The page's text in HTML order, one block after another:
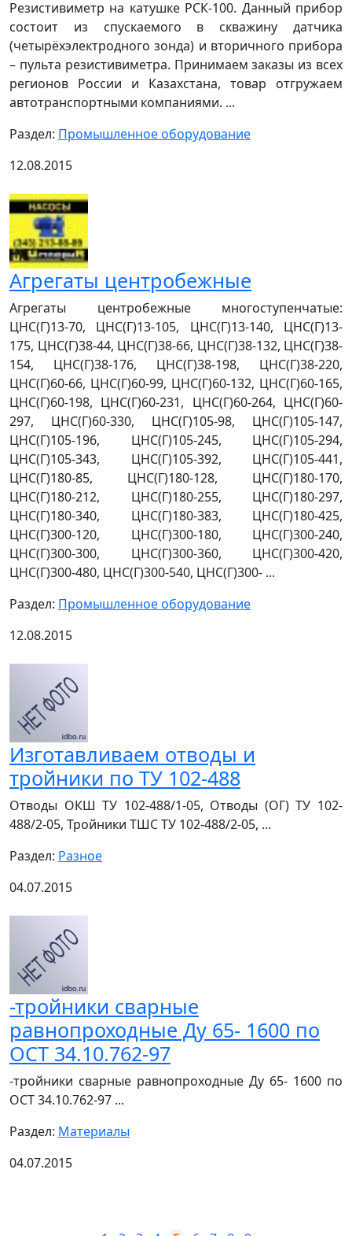
Резистивиметр на катушке РСК-100. Данный прибор
состоит из спускаемого в скважину датчика
(четырёхэлектродного зонда) и вторичного прибора
– пульта резистивиметра. Принимаем заказы из всех
регионов России и Казахстана, товар отгружаем
автотранспортными компаниями. ...
Раздел: Промышленное оборудование
12.08.2015
Агрегаты центробежные
Агрегаты центробежные многоступенчатые:
ЦНС(Г)13-70, ЦНС(Г)13-105, ЦНС(Г)13-140, ЦНС(Г)13-
175, ЦНС(Г)38-44, ЦНС(Г)38-66, ЦНС(Г)38-132, ЦНС(Г)38-
154, ЦНС(Г)38-176, ЦНС(Г)38-198, ЦНС(Г)38-220,
ЦНС(Г)60-66, ЦНС(Г)60-99, ЦНС(Г)60-132, ЦНС(Г)60-165,
ЦНС(Г)60-198, ЦНС(Г)60-231, ЦНС(Г)60-264, ЦНС(Г)60-
297, ЦНС(Г)60-330, ЦНС(Г)105-98, ЦНС(Г)105-147,
ЦНС(Г)105-196, ЦНС(Г)105-245, ЦНС(Г)105-294,
ЦНС(Г)105-343, ЦНС(Г)105-392, ЦНС(Г)105-441,
ЦНС(Г)180-85, ЦНС(Г)180-128, ЦНС(Г)180-170,
ЦНС(Г)180-212, ЦНС(Г)180-255, ЦНС(Г)180-297,
ЦНС(Г)180-340, ЦНС(Г)180-383, ЦНС(Г)180-425,
ЦНС(Г)300-120, ЦНС(Г)300-180, ЦНС(Г)300-240,
ЦНС(Г)300-300, ЦНС(Г)300-360, ЦНС(Г)300-420,
ЦНС(Г)300-480, ЦНС(Г)300-540, ЦНС(Г)300- ...
Раздел: Промышленное оборудование
12.08.2015
Изготавливаем отводы и
тройники по ТУ 102-488
Отводы ОКШ ТУ 102-488/1-05, Отводы (ОГ) ТУ 102-
488/2-05, Тройники ТШС ТУ 102-488/2-05, ...
Раздел: Разное
04.07.2015
-тройники сварные
равнопроходные Ду 65- 1600 по
ОСТ 34.10.762-97
-тройники сварные равнопроходные Ду 65- 1600 по
ОСТ 34.10.762-97 ...
Раздел: Материалы
04.07.2015